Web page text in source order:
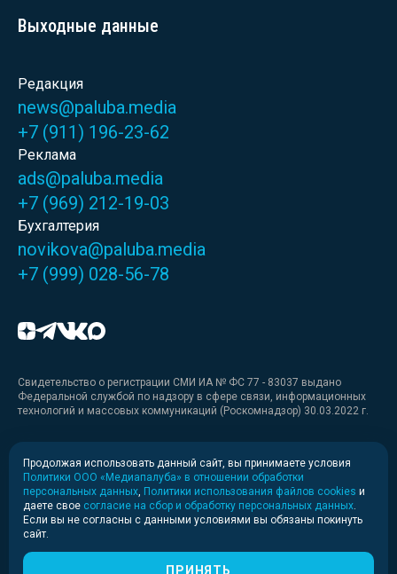
Выходные данные
Редакция
news@paluba.media
+7 (911) 196-23-62
Реклама
ads@paluba.media
+7 (969) 212-19-03
Бухгалтерия
novikova@paluba.media
+7 (999) 028-56-78
Свидетельство о регистрации СМИ ИА № ФС 77 - 83037 выдано
Федеральной службой по надзору в сфере связи, информационных
технологий и массовых коммуникаций (Роскомнадзор) 30.03.2022 г.
Медиакит
Медиакит для печати
Политика конфиденциальности
© 2020-2026 Информационное агентство «Медиапалуба»
Продолжая использовать данный сайт, вы принимаете условия
Политики ООО «Медиапалуба» в отношении обработки
персональных данных Политики использования файлов cookies и
даете свое согласие на сбор и обработку персональных данных
Если вы не согласны с данными условиями вы обязаны покинуть
сайт.
ПРИНЯТЬ